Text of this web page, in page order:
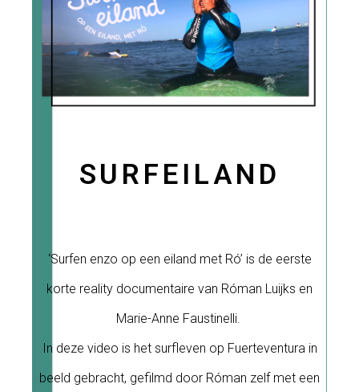
SURFEILAND
‘Surfen enzo op een eiland met Ró’ is de eerste
korte reality documentaire van Róman Luijks en
Marie-Anne Faustinelli.
In deze video is het surfleven op Fuerteventura in
beeld gebracht, gefilmd door Róman zelf met een